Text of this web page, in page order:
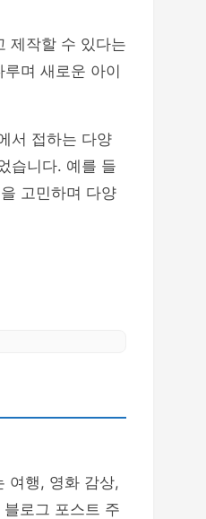
제작할 수 있다는
며 새로운 아이
서 접하는 다양
습니다. 예를 들
고민하며 다양
여행, 영화 감상,
로그 포스트 주